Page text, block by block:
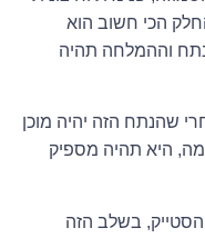
הכי חשוב הוא
וההמלחה תהיה
שהנתח הזה יהיה מוכן
היא תהיה מספיק
בשלב הזה